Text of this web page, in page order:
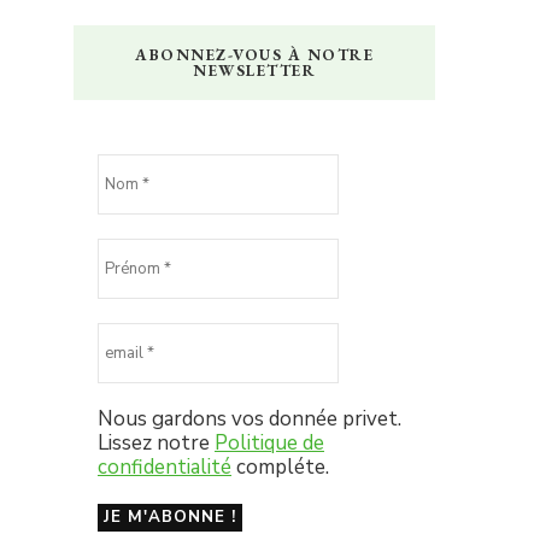
ABONNEZ-VOUS À NOTRE
NEWSLETTER
Nous gardons vos donnée privet.
Lissez notre Politique de
confidentialité compléte.